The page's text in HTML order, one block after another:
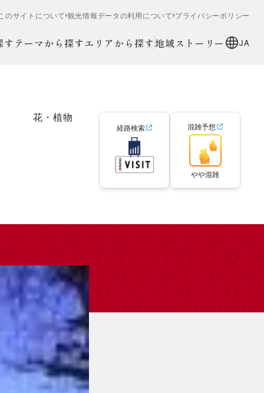
のサイトについて 観光情報データの利用について プライバシーポリシー
す テーマから探すエリアから探す 地域ストーリー JA
花・植物
経路検索 混雑予想
やや混雑